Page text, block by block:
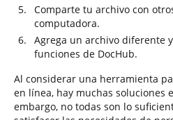
Comparte tu archivo con
computadora.
Agrega un archivo diferente
funciones de DocHub.
Al considerar una herramienta
en línea, hay muchas soluciones
embargo, no todas son lo